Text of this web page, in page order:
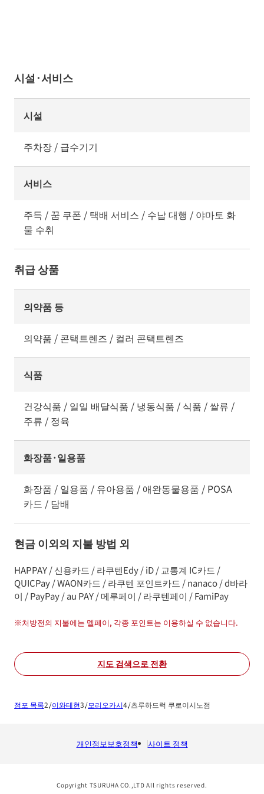
시설·서비스
시설
주차장 / 급수기기
서비스
주득 / 꿈 쿠폰 / 택배 서비스 / 수납 대행 / 야마토 화
물 수취
취급 상품
의약품 등
의약품 / 콘택트렌즈 / 컬러 콘택트렌즈
식품
건강식품 / 일일 배달식품 / 냉동식품 / 식품 / 쌀류 /
주류 / 정육
화장품·일용품
화장품 / 일용품 / 유아용품 / 애완동물용품 / POSA
카드 / 담배
현금 이외의 지불 방법 외
HAPPAY / 신용카드 / 라쿠텐Edy / iD / 교통계 IC카드 /
QUICPay / WAON카드 / 라쿠텐 포인트카드 / nanaco / d바라
이 / PayPay / au PAY / 메루페이 / 라쿠텐페이 / FamiPay
※처방전의 지불에는 멜페이, 각종 포인트는 이용하실 수 없습니다.
지도 검색으로 전환
점포 목록 이와테현 모리오카시 츠루하드럭 쿠로이시노점
개인정보보호정책 사이트 정책
Copyright TSURUHA CO.,LTD All rights reserved.